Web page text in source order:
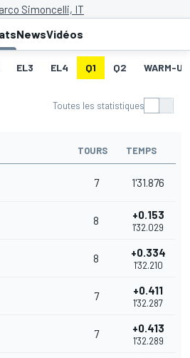
Simoncelli, IT
NewsVidéos
EL3 EL4 Q1 Q2 WARM-UP
Toutes les statistiques
TOURS TEMPS
7 1'31.876
8 +0.153
1'32.029
8 +0.334
1'32.210
7 +0.411
1'32.287
7 +0.413
1'32.289